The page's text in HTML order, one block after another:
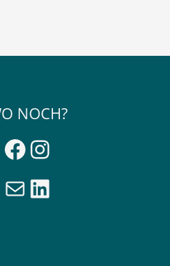
NOCH?
Facebook
Instagram
E-MailLinkedIn